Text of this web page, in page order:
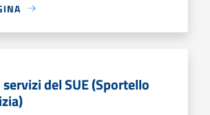
del SUE (Sportello